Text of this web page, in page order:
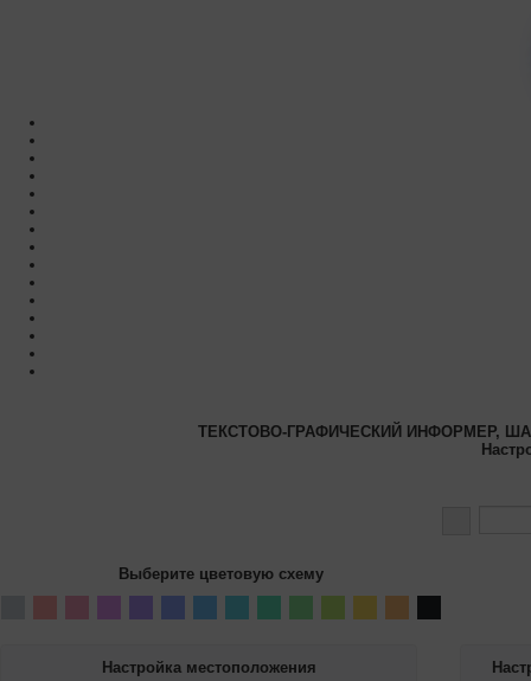
ТЕКСТОВО-ГРАФИЧЕСКИЙ ИНФОРМЕР,
Выберите цветовую схему
Настройка местоположения